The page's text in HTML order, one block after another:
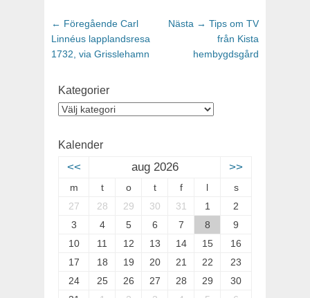
Inläggsnavigering
← Föregående Föregående
inlägg:
Carl
Linnéus lapplandsresa
1732, via Grisslehamn
Nästa → Nästa
inlägg:
Tips om TV
från Kista
hembygdsgård
Kategorier
Kategorier
Kalender
<< aug 2026 >>
m t o t f l
s
27
28 29 30 31 1
2
3
4 5 6 7 8
9
10
11 12 13 14 15
16
17
18 19 20 21 22
23
24
25 26 27 28 29
30